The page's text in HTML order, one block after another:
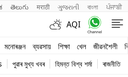
తెలుగు मराठी ગુજરાતી বাংলা ਪੰਜਾਬੀ
AQI
মনোৰঞ্জন ব্যৱসায় শিক্ষা খেল জীৱনশৈলী
পুৱাৰ মুখ্য খবৰ হিমন্ত বিশ্ব শৰ্মা ৰাজনীতি